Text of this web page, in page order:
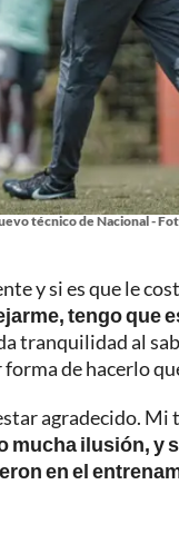
técnico de Nacional -
y si es que le
tengo que
tranquilidad al
de hacerlo
agradecido.
mucha ilusión, y
en el